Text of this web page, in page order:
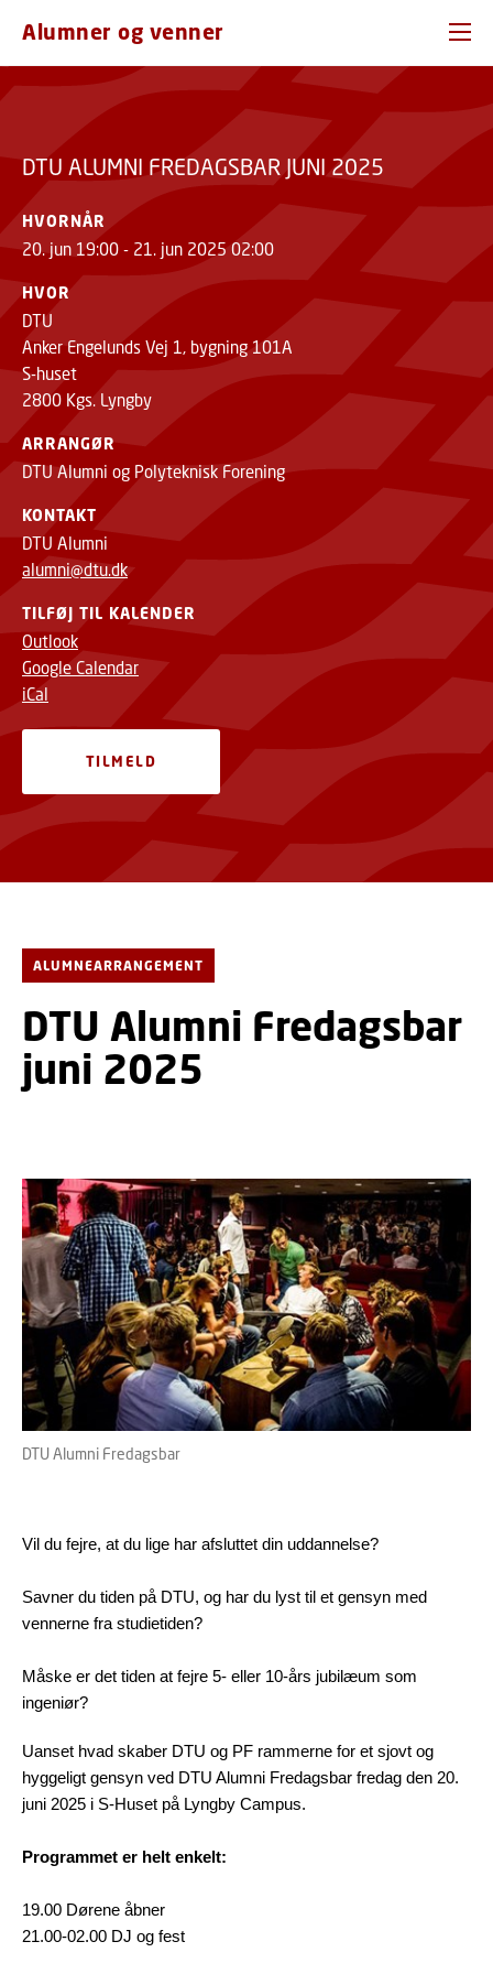
Alumner og venner
FREDAGSBAR JUNI 2025
DTU ALUMNI FREDAGSBAR JUNI 2025
HVORNÅR
20. jun 19:00 - 21. jun 2025 02:00
HVOR
DTU
Anker Engelunds Vej 1, bygning 101A
S-huset
2800 Kgs. Lyngby
ARRANGØR
DTU Alumni og Polyteknisk Forening
KONTAKT
DTU Alumni
alumni@dtu.dk
TILFØJ TIL KALENDER
Outlook
Google Calendar
iCal
TILMELD
ALUMNEARRANGEMENT
DTU Alumni Fredagsbar
juni 2025
DTU Alumni Fredagsbar
Vil du fejre, at du lige har afsluttet din uddannelse?
Savner du tiden på DTU, og har du lyst til et gensyn med
vennerne fra studietiden?
Måske er det tiden at fejre 5- eller 10-års jubilæum som
ingeniør?
Uanset hvad skaber DTU og PF rammerne for et sjovt og
hyggeligt gensyn ved DTU Alumni Fredagsbar fredag den 20.
juni 2025 i S-Huset på Lyngby Campus.
Programmet er helt enkelt:
19.00 Dørene åbner
21.00-02.00 DJ og fest